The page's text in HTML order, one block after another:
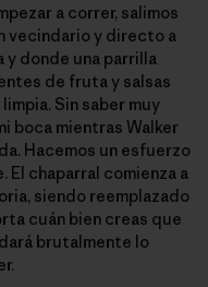
a correr, salimos
vecindario y directo a
y donde una parrilla
de fruta y salsas
Sin saber muy
boca mientras Walker
Hacemos un esfuerzo
El chaparral comienza a
siendo reemplazado
cuán bien creas que
brutalmente lo